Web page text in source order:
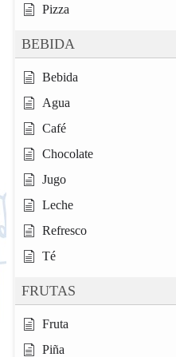
Pizza
BEBIDA
Bebida
Agua
Café
Chocolate
Jugo
Leche
Refresco
Té
FRUTAS
Fruta
Piña